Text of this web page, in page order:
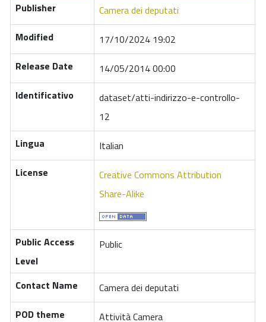
Publisher
Camera dei deputati
Modified
17/10/2024 19:02
Release Date
14/05/2014 00:00
Identificativo
dataset/atti-indirizzo-e-controllo-
12
Lingua
Italian
License
Creative Commons Attribution
Share-Alike
Public Access
Level
Public
Contact Name
Camera dei deputati
POD theme
Attività Camera